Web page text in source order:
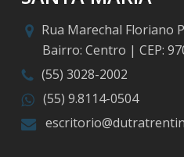
Rua Marechal Floriano
Bairro: Centro | CEP:
(55) 3028-2002
(55) 9.8114-0504